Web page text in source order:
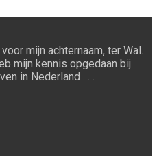
mijn achternaam, ter Wal.
mijn kennis opgedaan bij
in Nederland . . .